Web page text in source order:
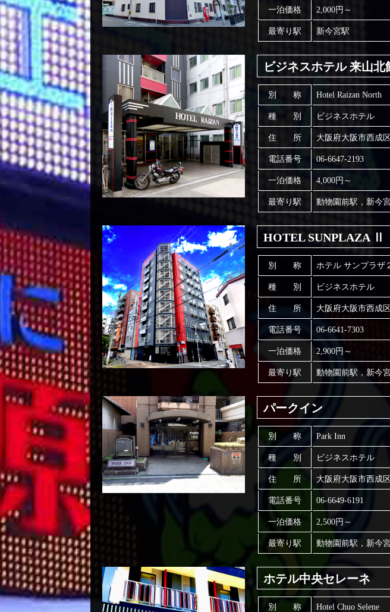
一泊価格 2,000円～
最寄り駅 新今宮駅
ビジネスホテル 来山北
別 称 Hotel Raizan North
種 別 ビジネスホテル
住 所 大阪府大阪市西成
電話番号 06-6647-2193
一泊価格 4,000円～
最寄り駅 動物園前駅，新今
HOTEL SUNPLAZA Ⅱ
別 称 ホテル サンプラザ
種 別 ビジネスホテル
住 所 大阪府大阪市西成
電話番号 06-6641-7303
一泊価格 2,900円～
最寄り駅 動物園前駅，新今
パークイン
別 称 Park Inn
種 別 ビジネスホテル
住 所 大阪府大阪市西成
電話番号 06-6649-6191
一泊価格 2,500円～
最寄り駅 動物園前駅，新今
ホテル中央セレーネ
別 称 Hotel Chuo Selene